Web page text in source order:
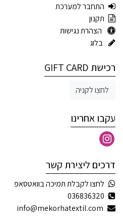
התחבר למערכת
תקנון
הצהרת נגישות
בלוג
רכישת GIFT CARD
לחצו לקניה
עקבו אחרינו
דרכים ליצירת קשר
לחצו לקבלת תמיכה בוואטסאפ
036836320
info@mekorhatextil.com